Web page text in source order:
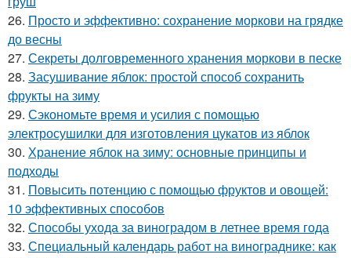
26. Просто и эффективно: сохранение моркови на грядке
до весны
27. Секреты долговременного хранения моркови в песке
28. Засушивание яблок: простой способ сохранить
фрукты на зиму
29. Сэкономьте время и усилия с помощью
электросушилки для изготовления цукатов из яблок
30. Хранение яблок на зиму: основные принципы и
подходы
31. Повысить потенцию с помощью фруктов и овощей:
10 эффективных способов
32. Способы ухода за виноградом в летнее время года
33. Специальный календарь работ на винограднике: как